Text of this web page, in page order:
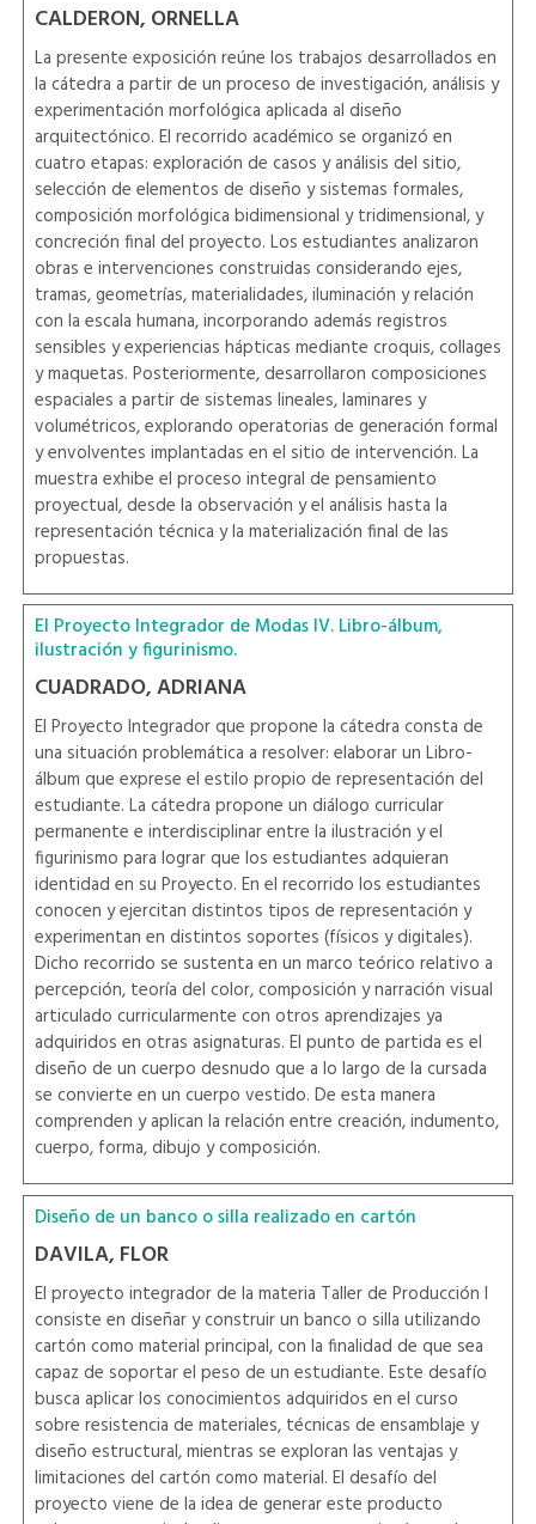
CALDERON, ORNELLA
La presente exposición reúne los trabajos desarrollados en
la cátedra a partir de un proceso de investigación, análisis y
experimentación morfológica aplicada al diseño
arquitectónico. El recorrido académico se organizó en
cuatro etapas: exploración de casos y análisis del sitio,
selección de elementos de diseño y sistemas formales,
composición morfológica bidimensional y tridimensional, y
concreción final del proyecto. Los estudiantes analizaron
obras e intervenciones construidas considerando ejes,
tramas, geometrías, materialidades, iluminación y relación
con la escala humana, incorporando además registros
sensibles y experiencias hápticas mediante croquis, collages
y maquetas. Posteriormente, desarrollaron composiciones
espaciales a partir de sistemas lineales, laminares y
volumétricos, explorando operatorias de generación formal
y envolventes implantadas en el sitio de intervención. La
muestra exhibe el proceso integral de pensamiento
proyectual, desde la observación y el análisis hasta la
representación técnica y la materialización final de las
propuestas.
El Proyecto Integrador de Modas IV. Libro-álbum,
ilustración y figurinismo.
CUADRADO, ADRIANA
El Proyecto Integrador que propone la cátedra consta de
una situación problemática a resolver: elaborar un Libro-
álbum que exprese el estilo propio de representación del
estudiante. La cátedra propone un diálogo curricular
permanente e interdisciplinar entre la ilustración y el
figurinismo para lograr que los estudiantes adquieran
identidad en su Proyecto. En el recorrido los estudiantes
conocen y ejercitan distintos tipos de representación y
experimentan en distintos soportes (físicos y digitales).
Dicho recorrido se sustenta en un marco teórico relativo a
percepción, teoría del color, composición y narración visual
articulado curricularmente con otros aprendizajes ya
adquiridos en otras asignaturas. El punto de partida es el
diseño de un cuerpo desnudo que a lo largo de la cursada
se convierte en un cuerpo vestido. De esta manera
comprenden y aplican la relación entre creación, indumento,
cuerpo, forma, dibujo y composición.
Diseño de un banco o silla realizado en cartón
DAVILA, FLOR
El proyecto integrador de la materia Taller de Producción I
consiste en diseñar y construir un banco o silla utilizando
cartón como material principal, con la finalidad de que sea
capaz de soportar el peso de un estudiante. Este desafío
busca aplicar los conocimientos adquiridos en el curso
sobre resistencia de materiales, técnicas de ensamblaje y
diseño estructural, mientras se exploran las ventajas y
limitaciones del cartón como material. El desafío del
proyecto viene de la idea de generar este producto